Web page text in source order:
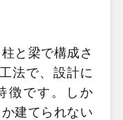
柱と梁で構成さ
法で、設計に
徴です。しか
建てられない